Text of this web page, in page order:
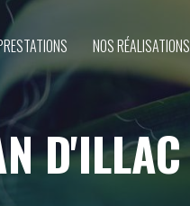
NOS RÉALISATIONS
D'ILLAC